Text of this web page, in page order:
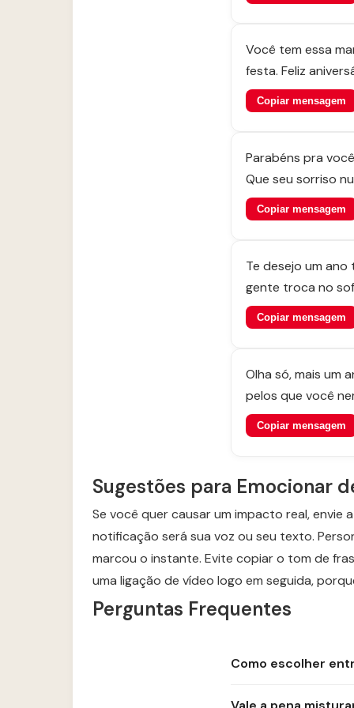
Você tem essa
festa. Feliz
Copiar mensagem
Parabéns pra
Que seu sorriso
Copiar mensagem
Te desejo um
gente troca no
Copiar mensagem
Olha só, mais um
pelos que você
Copiar mensagem
Sugestões para Emocionar
Se você quer causar um impacto real, envie
notificação será sua voz ou seu texto.
marcou o instante. Evite copiar o tom de
uma ligação de vídeo logo em seguida,
Perguntas Frequentes
Como escolher